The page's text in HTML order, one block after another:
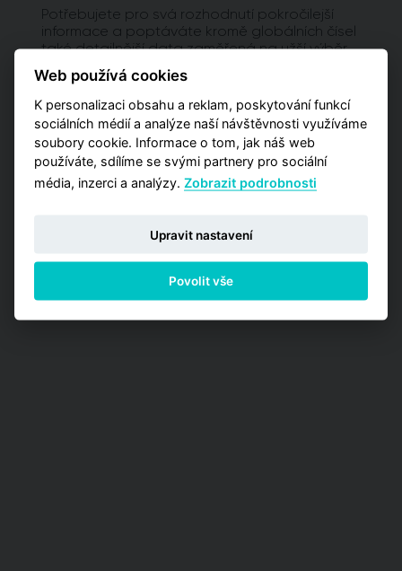
Potřebujete pro svá rozhodnutí pokročilejší
informace a poptáváte kromě globálních čísel
také detailnější data zaměřená na užší výběr
pražských lokalit? Vyzkoušejte naší aplikaci
Analýzy trhu, kde máte příležitost zakoupit
jednu z detailních analýz vypracovaných pro
jednotlivé městské obvody.
PŘEJÍT NA ANALÝZY
Web používá cookies
K personalizaci obsahu a reklam, poskytování funkcí
sociálních médií a analýze naší návštěvnosti využíváme
soubory cookie. Informace o tom, jak náš web
používáte, sdílíme se svými partnery pro sociální
média, inzerci a analýzy.Zobrazit podrobnosti
Upravit nastavení
Povolit vše